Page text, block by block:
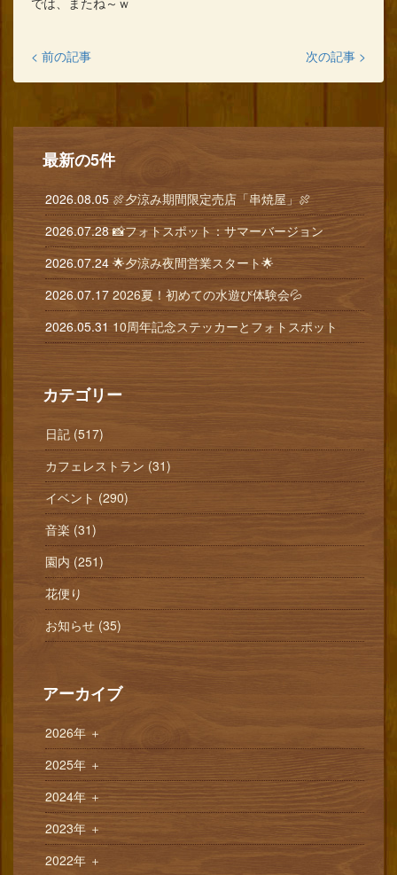
< 前の記事 次の記事 >
最新の5件
2026.08.05 🍖夕涼み期間限定売店「串焼屋」🍖
2026.07.28 📸フォトスポット：サマーバージョン
2026.07.24 🌟夕涼み夜間営業スタート🌟
2026.07.17 2026夏！初めての水遊び体験会💦
2026.05.31 10周年記念ステッカーとフォトスポット
カテゴリー
日記 (517)
カフェレストラン (31)
イベント (290)
音楽 (31)
園内 (251)
花便り
お知らせ (35)
アーカイブ
2026年 ＋
2025年 ＋
2024年＋
2023年 ＋
2022年 ＋